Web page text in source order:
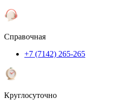
Справочная
+7 (7142) 265-265
Круглосуточно